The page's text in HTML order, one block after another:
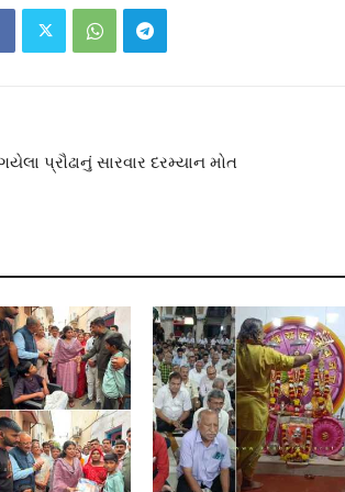
પ્રૌઢાનું સારવાર દરમ્યાન મોત